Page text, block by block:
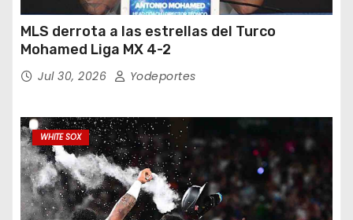
MLS derrota a las estrellas del Turco
Mohamed Liga MX 4-2
Jul 30, 2026 Yodeportes
WHITE SOX